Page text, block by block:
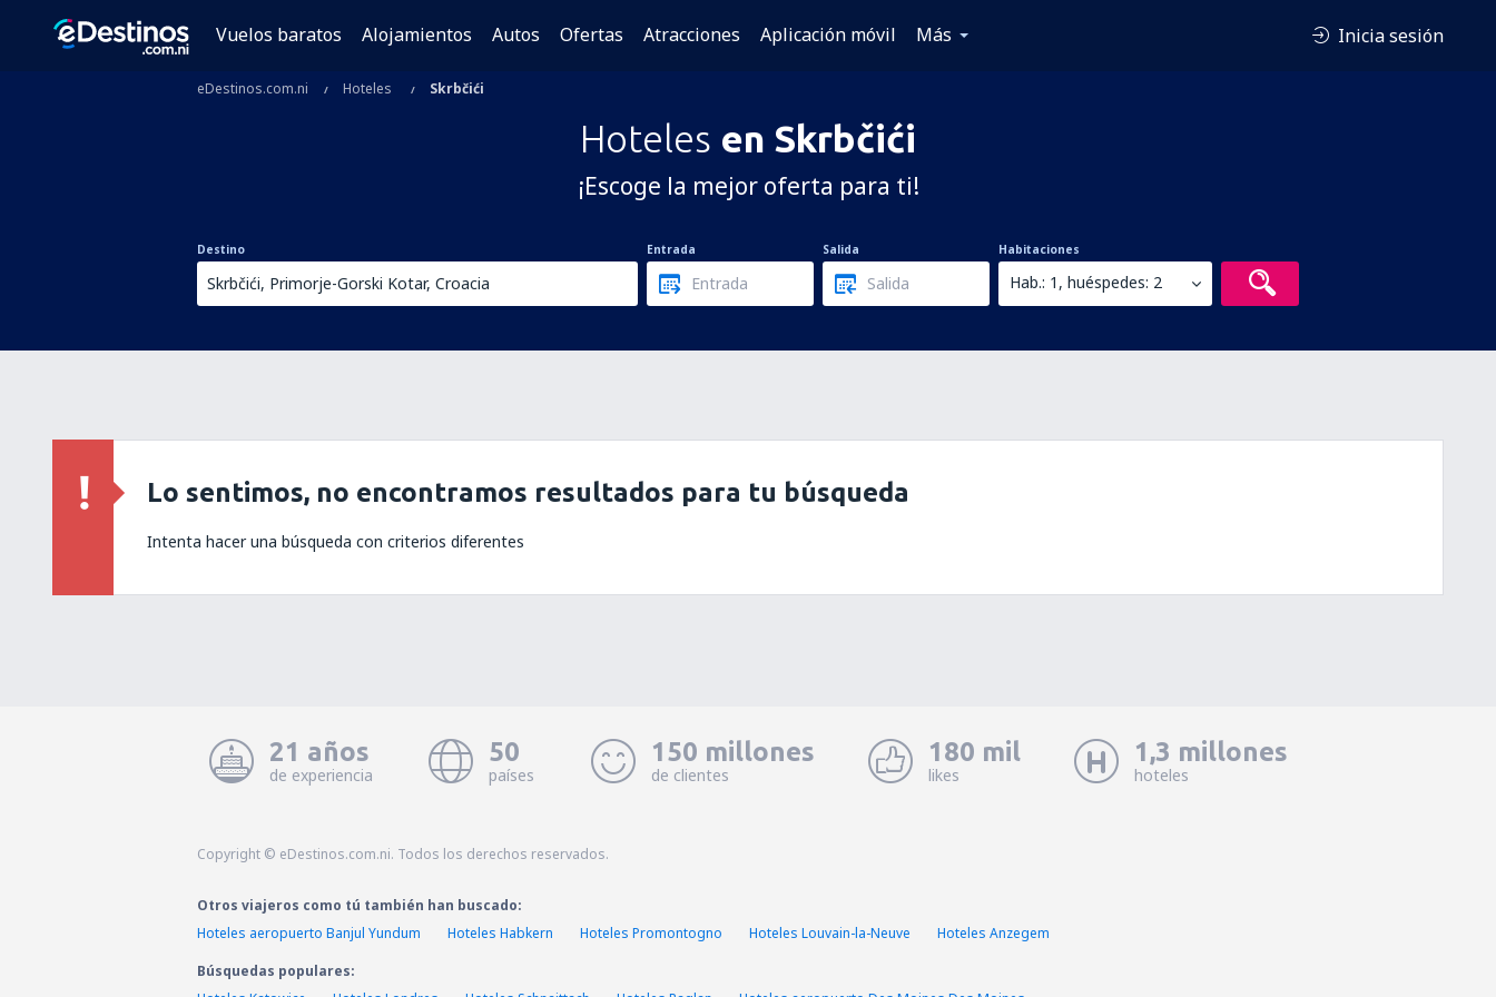
Vuelos baratos Alojamientos Autos Ofertas Atracciones Aplicación móvil Más Inicia sesión
eDestinos.com.ni Hoteles Skrbčići
Hoteles en Skrbčići
¡Escoge la mejor oferta para ti!
Destino Entrada Salida Habitaciones
Hab.: 1, huéspedes: 2
Lo sentimos, no encontramos resultados para tu búsqueda
Intenta hacer una búsqueda con criterios diferentes
21 años
de experiencia
50
países
150 millones
de clientes
180 mil
likes
1,3 millones
hoteles
Copyright © eDestinos.com.ni. Todos los derechos reservados.
Otros viajeros como tú también han buscado:
Hoteles aeropuerto Banjul Yundum
Hoteles Habkern Hoteles Promontogno Hoteles Louvain-la-Neuve
Hoteles Anzegem
Búsquedas populares: